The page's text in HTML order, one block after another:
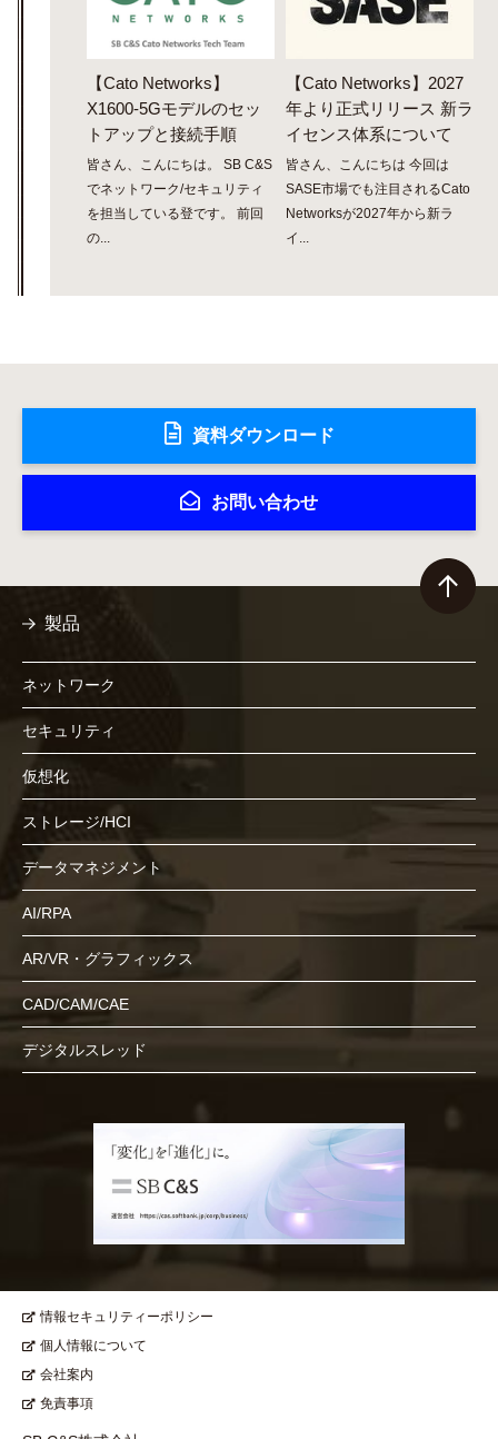
【Cato Networks】
X1600-5Gモデルのセッ
トアップと接続手順
皆さん、こんにちは。 SB C&S
でネットワーク/セキュリティ
を担当している登です。 前回
の...
【Cato Networks】2027
年より正式リリース 新ラ
イセンス体系について
皆さん、こんにちは 今回は
SASE市場でも注目されるCato
Networksが2027年から新ラ
イ...
資料ダウンロード
お問い合わせ
製品
ネットワーク
セキュリティ
仮想化
ストレージ/HCI
データマネジメント
AI/RPA
AR/VR・グラフィックス
CAD/CAM/CAE
デジタルスレッド
情報セキュリティーポリシー
個人情報について
会社案内
免責事項